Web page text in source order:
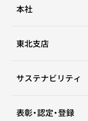
本社
東北支店
サステナビリティ
表彰・認定・登録